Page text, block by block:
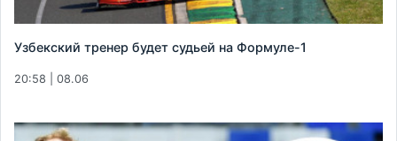
Узбекский тренер будет судьей на Формуле-1
20:58 | 08.06